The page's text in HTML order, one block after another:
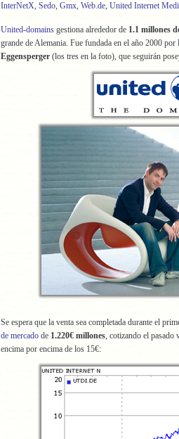
InterNetX, Sedo, Gmx, Web.de, United Internet
United-domains gestiona alrededor de 1.1 millones
grande de Alemania. Fue fundada en el año 2000 por
Eggensperger (los tres en la foto), que seguirán
Se espera que la venta sea completada durante el
de mercado de 1.220€ millones, cotizando el pasado
encima por encima de los 15€: